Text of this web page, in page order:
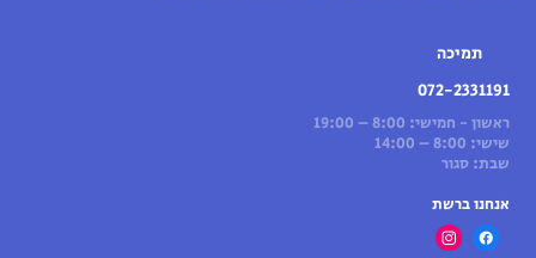
תמיכה
072-2331191
ראשון - חמישי: 8:00 – 19:00
שישי: 8:00 – 14:00
שבת: סגור
אנחנו ברשת